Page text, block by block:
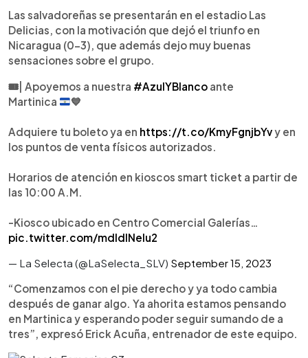
Las salvadoreñas se presentarán en el estadio Las
Delicias, con la motivación que dejó el triunfo en
Nicaragua (0-3), que además dejo muy buenas
sensaciones sobre el grupo.
🎟️| Apoyemos a nuestra #AzulYBlanco ante
Martinica
💙
Adquiere tu boleto ya en https://t.co/KmyFgnjbYvy en
los puntos de venta físicos autorizados.
Horarios de atención en kioscos smart ticket a partir de
las 10:00 A.M.
-Kiosco ubicado en Centro Comercial Galerías…
pic.twitter.com/mdIdlNelu2
— La Selecta (@LaSelecta_SLV) September 15, 2023
“Comenzamos con el pie derecho y ya todo cambia
después de ganar algo. Ya ahorita estamos pensando
en Martinica y esperando poder seguir sumando de a
tres”, expresó Erick Acuña, entrenador de este equipo.